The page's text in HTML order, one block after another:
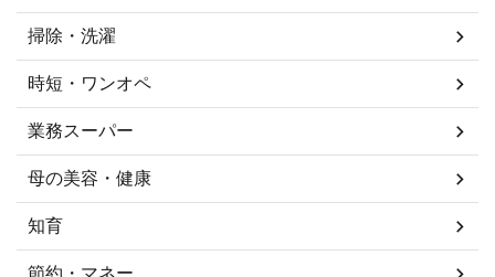
掃除・洗濯
時短・ワンオペ
業務スーパー
母の美容・健康
知育
節約・マネー